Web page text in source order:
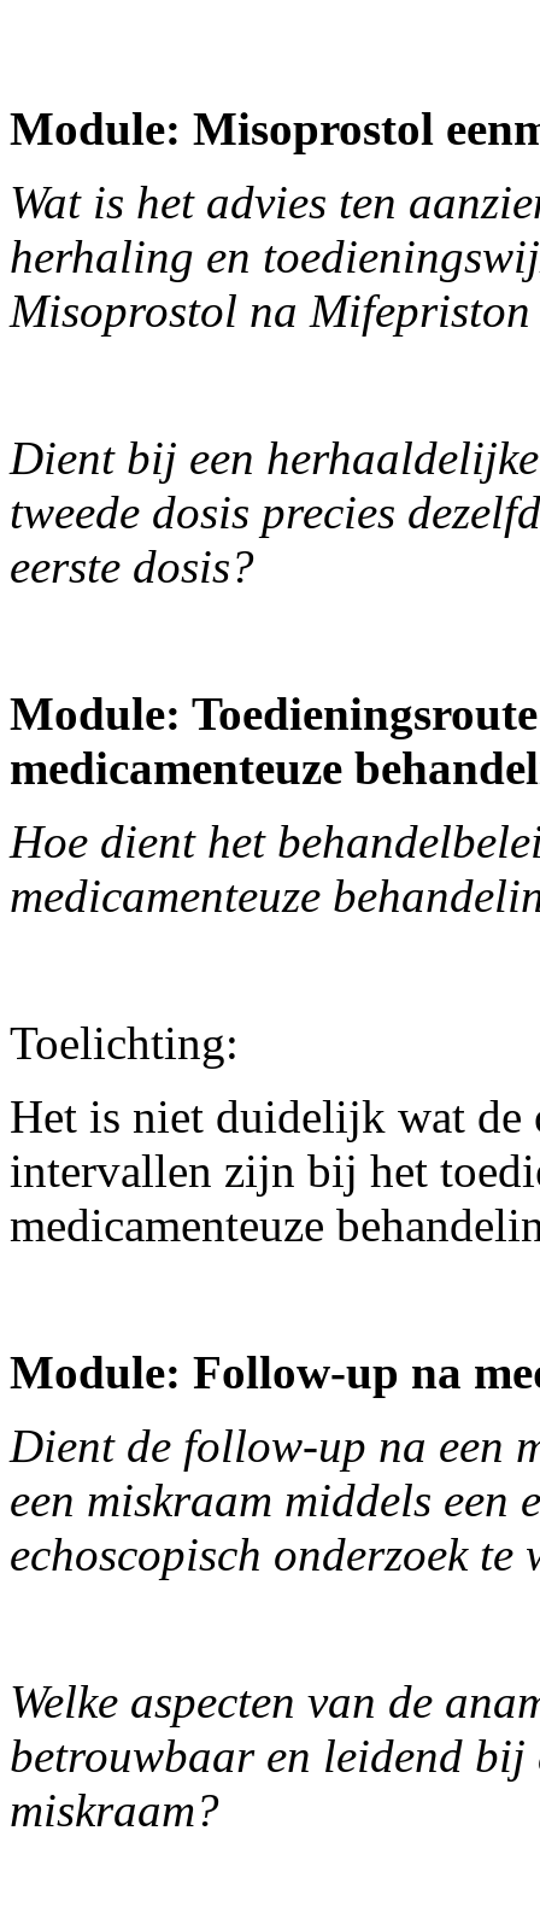
Module: Misoprostol
Wat is het advies ten
herhaling en
Misoprostol na
Dient bij een
tweede dosis precies
eerste dosis?
Module:
medicamenteuze
Hoe dient het
medicamenteuze
Toelichting:
Het is niet duidelijk wat de
intervallen zijn bij het
medicamenteuze
Module: Follow-up na
Dient de follow-up na een
een miskraam middels een
echoscopisch onderzoek
Welke aspecten van de
betrouwbaar en leidend bij
miskraam?